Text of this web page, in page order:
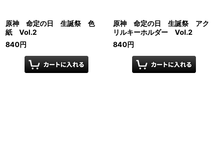
原神 命定の日 生誕祭 色
紙 Vol.2
840円
原神 命定の日 生誕祭 アク
リルキーホルダー Vol.2
840円